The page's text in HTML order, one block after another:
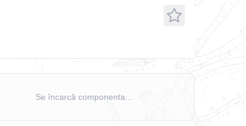
Se încarcă componenta...